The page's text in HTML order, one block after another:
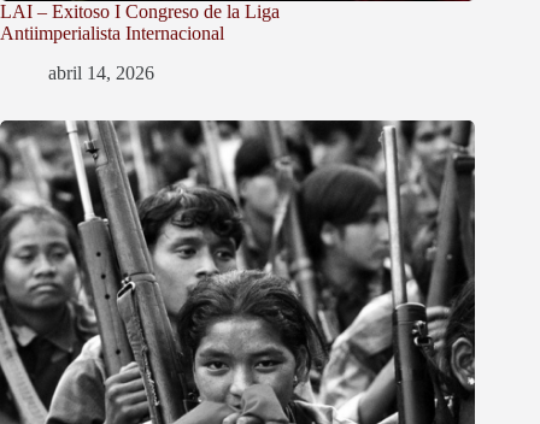
LAI – Exitoso I Congreso de la Liga
Antiimperialista Internacional
abril 14, 2026